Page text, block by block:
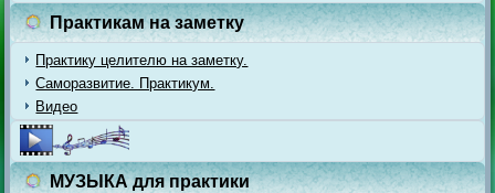
Практикам на заметку
Практику целителю на заметку.
Саморазвитие. Практикум.
Видео
МУЗЫКА для практики